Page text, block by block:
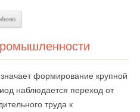
формирование крупной
наблюдается переход от
труда к